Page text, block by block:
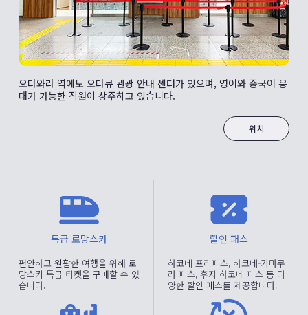
오다와라 역에도 오다큐 관광 안내 센터가 있으며, 영어와 중국어 응
대가 가능한 직원이 상주하고 있습니다.
위치
특급 로망스카
편안하고 원활한 여행을 위해 로
망스카 특급 티켓을 구매할 수 있
습니다.
할인 패스
하코네 프리패스, 하코네-가마쿠
라 패스, 후지 하코네 패스 등 다
양한 할인 패스를 제공합니다.